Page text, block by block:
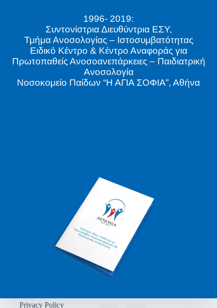
1996- 2019:
Συντονίστρια Διευθύντρια ΕΣΥ,
Τμήμα Ανοσολογίας – Ιστοσυμβατότητας
Ειδικό Κέντρο & Κέντρο Αναφοράς για
Πρωτοπαθείς Ανοσοανεπάρκειες – Παιδιατρική
Ανοσολογία
Νοσοκομείο Παίδων “Η ΑΓΙΑ ΣΟΦΙΑ”, Αθήνα
Privacy Policy